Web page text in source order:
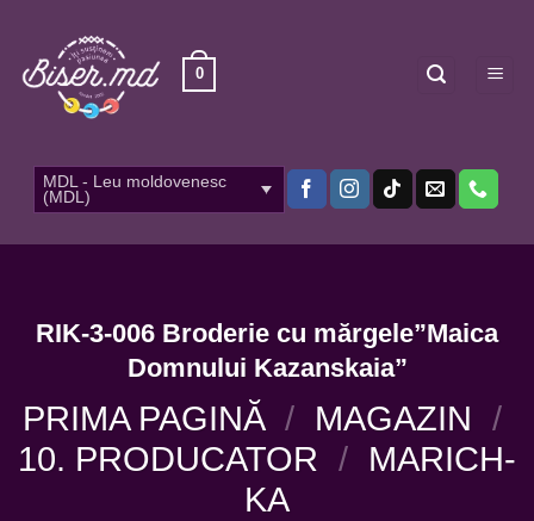
content
0
MDL - Leu moldovenesc
(MDL)
RIK-3-006 Broderie cu mărgele”Maica
Domnului Kazanskaia”
PRIMA PAGINĂ / MAGAZIN /
10. PRODUCATOR / MARICH-
KA